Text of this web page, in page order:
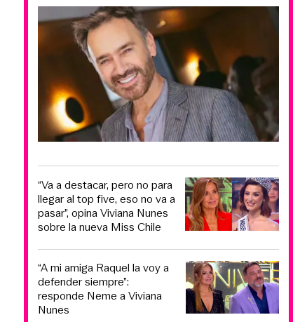
“Va a destacar, pero no para
llegar al top five, eso no va a
pasar”, opina Viviana Nunes
sobre la nueva Miss Chile
“A mi amiga Raquel la voy a
defender siempre”:
responde Neme a Viviana
Nunes